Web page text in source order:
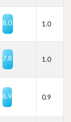
8.0 1.0
7.8 1.0
6.9 0.9